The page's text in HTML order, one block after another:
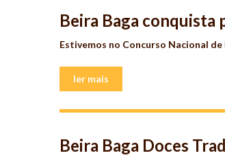
Beira Baga conquista
Estivemos no Concurso Nacional
ler mais
Beira Baga Doces